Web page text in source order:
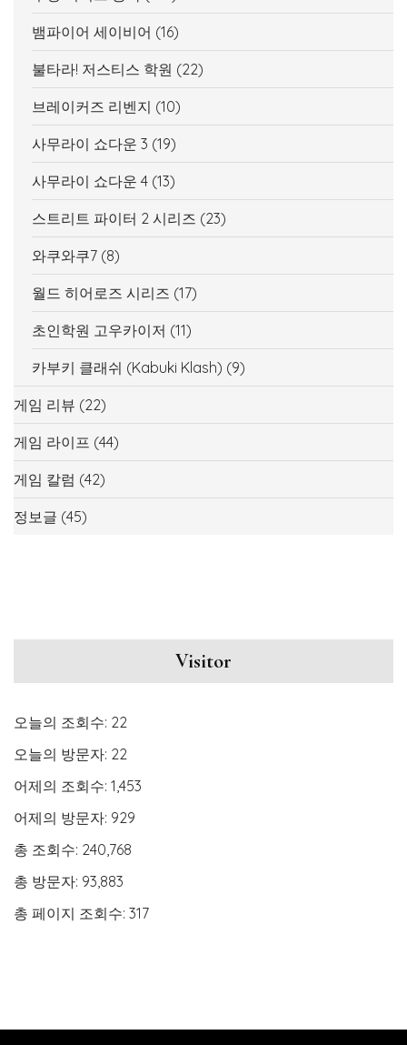
뱀파이어 세이비어 (16)
불타라! 저스티스 학원 (22)
브레이커즈 리벤지 (10)
사무라이 쇼다운 3 (19)
사무라이 쇼다운 4 (13)
스트리트 파이터 2 시리즈 (23)
와쿠와쿠7 (8)
월드 히어로즈 시리즈 (17)
초인학원 고우카이저 (11)
카부키 클래쉬 (Kabuki Klash) (9)
게임 리뷰 (22)
게임 라이프 (44)
게임 칼럼 (42)
정보글 (45)
Visitor
오늘의 조회수: 22
오늘의 방문자: 22
어제의 조회수: 1,453
어제의 방문자: 929
총 조회수: 240,768
총 방문자: 93,883
총 페이지 조회수: 317